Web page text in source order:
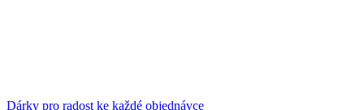
Dárky pro radost ke každé objednávce